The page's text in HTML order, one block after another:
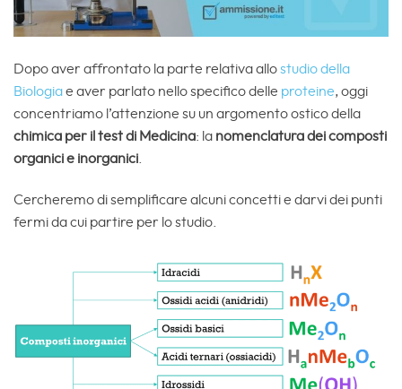
Dopo aver affrontato la parte relativa allostudio della
Biologiae aver parlato nello specifico delle proteine, oggi
concentriamo l’attenzione su un argomento ostico della
chimica per il test di Medicina: la nomenclatura dei composti
organici e inorganici
Cercheremo di semplificare alcuni concetti e darvi dei punti
fermi da cui partire per lo studio.